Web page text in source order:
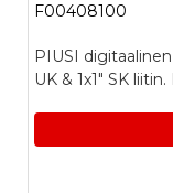
F00408100
PIUSI
UK & 1x1" SK